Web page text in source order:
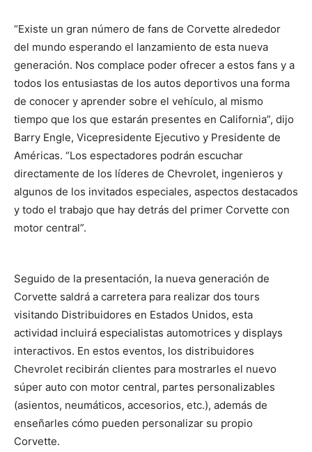
“Existe un gran número de fans de Corvette alrededor
del mundo esperando el lanzamiento de esta nueva
generación. Nos complace poder ofrecer a estos fans y a
todos los entusiastas de los autos deportivos una forma
de conocer y aprender sobre el vehículo, al mismo
tiempo que los que estarán presentes en California”, dijo
Barry Engle, Vicepresidente Ejecutivo y Presidente de
Américas. “Los espectadores podrán escuchar
directamente de los líderes de Chevrolet, ingenieros y
algunos de los invitados especiales, aspectos destacados
y todo el trabajo que hay detrás del primer Corvette con
motor central”.
Seguido de la presentación, la nueva generación de
Corvette saldrá a carretera para realizar dos tours
visitando Distribuidores en Estados Unidos, esta
actividad incluirá especialistas automotrices y displays
interactivos. En estos eventos, los distribuidores
Chevrolet recibirán clientes para mostrarles el nuevo
súper auto con motor central, partes personalizables
(asientos, neumáticos, accesorios, etc.), además de
enseñarles cómo pueden personalizar su propio
Corvette.